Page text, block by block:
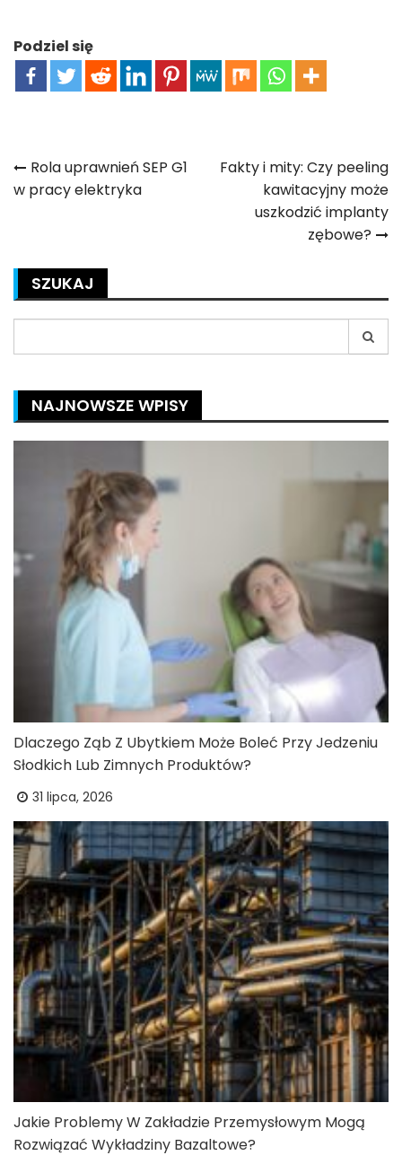
Podziel się
Nawigacja
wpisu
Rola uprawnień SEP G1
w pracy elektryka
Fakty i mity: Czy peeling
kawitacyjny może
uszkodzić implanty
zębowe?
SZUKAJ
for:
NAJNOWSZE WPISY
Dlaczego Ząb Z Ubytkiem Może Boleć Przy Jedzeniu
Słodkich Lub Zimnych Produktów?
31 lipca, 2026
Jakie Problemy W Zakładzie Przemysłowym Mogą
Rozwiązać Wykładziny Bazaltowe?